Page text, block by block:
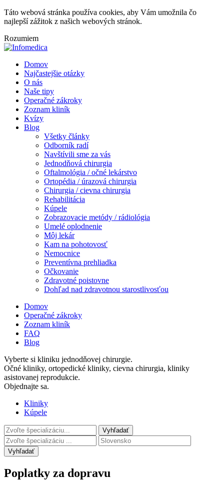
Táto webová stránka používa cookies, aby Vám umožnila čo
najlepší zážitok z našich webových stránok.
Rozumiem
Domov
Najčastejšie otázky
O nás
Naše tipy
Operačné zákroky
Zoznam kliník
Kvízy
Blog
Všetky články
Odborník radí
Navštívili sme za vás
Jednodňová chirurgia
Oftalmológia / očné lekárstvo
Ortopédia / úrazová chirurgia
Chirurgia / cievna chirurgia
Rehabilitácia
Kúpele
Zobrazovacie metódy / rádiológia
Umelé oplodnenie
Môj lekár
Kam na pohotovosť
Nemocnice
Preventívna prehliadka
Očkovanie
Zdravotné poistovne
Dohľad nad zdravotnou starostlivosťou
Domov
Operačné zákroky
Zoznam kliník
FAQ
Blog
Vyberte si kliniku jednodňovej chirurgie.
Očné kliniky, ortopedické kliniky, cievna chirurgia, kliniky
asistovanej reprodukcie.
Objednajte sa.
Kliniky
Kúpele
Vyhľadať
Poplatky za dopravu